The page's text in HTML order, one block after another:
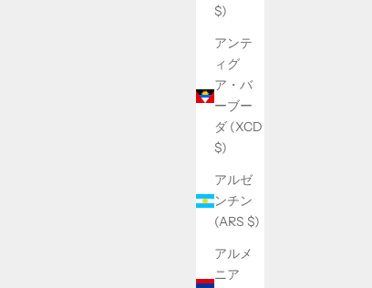
$)
アンテ
ィグ
ア・バ
ーブー
ダ (XCD
$)
アルゼ
ンチン
(ARS $)
アルメ
ニア